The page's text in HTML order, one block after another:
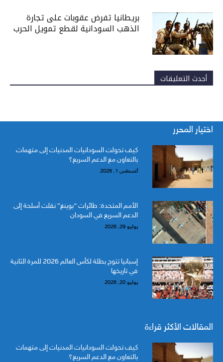
بريطانيا تفرض عقوبات على تجارة
الذهب السودانية لقطع تمويل الحرب
أحدث التعليقات
اختيار المحرر
كيف تحولت السودانيات المدنيات إلى متهمات
بالتعاون مع الدعم السريع؟
أغسطس 1, 2026
الأمم المتحدة: طائرات “بوينغ” نقلت أسلحة إلى
الدعم السريع في السودان
يوليو 29, 2026
إسبانيا تتوج بطلة لكأس العالم 2026 للمرة الثانية
في تاريخها
يوليو 20, 2026
المقالات الأكثر قراءة
كيف تحولت السودانيات المدنيات إلى متهمات
بالتعاون مع الدعم السريع؟